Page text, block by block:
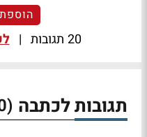
20 תגובות |
תגובות לכתבה (20)